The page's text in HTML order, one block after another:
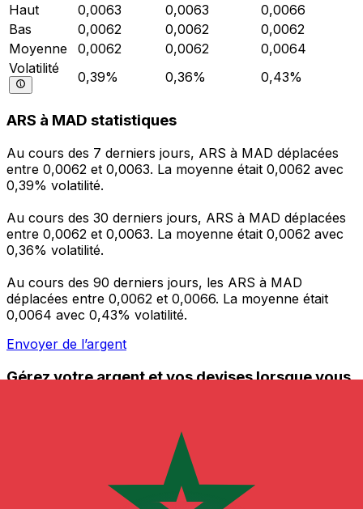
Haut
0,0063 0,0063
0,0066
Bas
0,0062 0,0062
0,0062
Moyenne
0,0062 0,0062
0,0064
Volatilité
0,39% 0,36% 0,43%
ARS à MAD statistiques
Au cours des 7 derniers jours, ARS à MAD déplacées
entre 0,0062 et 0,0063. La moyenne était 0,0062 avec
0,39% volatilité.
Au cours des 30 derniers jours, ARS à MAD déplacées
entre 0,0062 et 0,0063. La moyenne était 0,0062 avec
0,36% volatilité.
Au cours des 90 derniers jours, les ARS à MAD
déplacées entre 0,0062 et 0,0066. La moyenne était
0,0064 avec 0,43% volatilité.
Envoyer de l’argent
Gérez votre argent et vos devises lorsque vous
L'application Xe réunit toutes les fonctionnalités
nécessaires pour vos transferts d'argent internationaux
et la gestion de vos devises. Convertissez des devises,
programmez des alertes de taux et transférez de
l'argent à l'étranger sans frais cachés. Téléchargez